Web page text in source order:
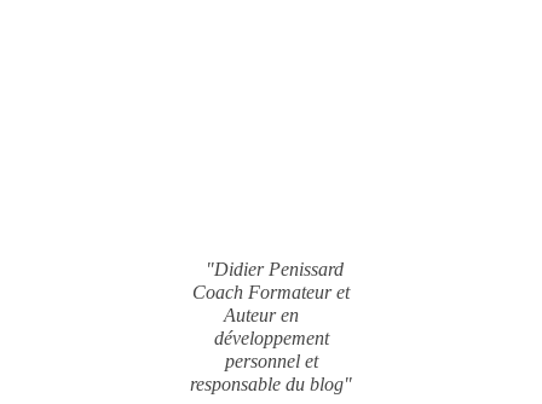
"Didier Penissard
Coach Formateur et
Auteur en
développement
personnel et
responsable du blog"